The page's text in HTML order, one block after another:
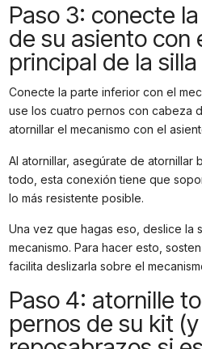
Paso 3: conecte
de su asiento con
principal de la
Conecte la parte inferior con el
use los cuatro pernos con cabeza
atornillar el mecanismo con el
Al atornillar, asegúrate de atornillar
todo, esta conexión tiene que
lo más resistente posible.
Una vez que hagas eso, deslice la
mecanismo. Para hacer esto,
facilita deslizarla sobre el
Paso 4: atornille
pernos de su kit